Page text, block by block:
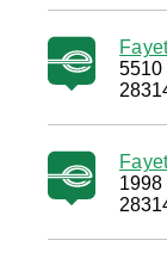
5510
1998